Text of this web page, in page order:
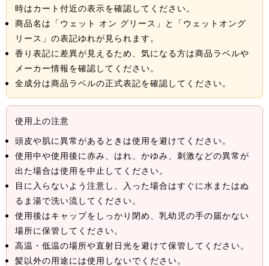
時はカート付近の表示を確認してください。
商品名は「ウェット オン グリース」と「ウェットオング
リース」の表記ゆれが見られます。
香り表記に差異が見えるため、気になる方は商品ラベルや
メーカー情報を確認してください。
全成分は商品ラベルの正式表記を確認してください。
使用上の注意
頭皮や肌に異常があるときは使用を避けてください。
使用中や使用後に赤み、はれ、かゆみ、刺激などの異常が
出た場合は使用を中止してください。
目に入らないよう注意し、入った場合はすぐに水またはぬ
るま湯で洗い流してください。
使用後はキャップをしっかり閉め、乳幼児の手の届かない
場所に保管してください。
高温・低温の場所や直射日光を避けて保管してください。
髪以外の用途には使用しないでください。